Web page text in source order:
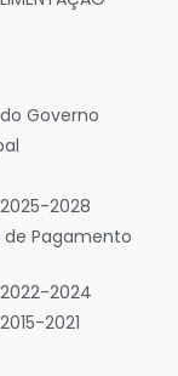
Governo
2028
Pagamento
2024
2021